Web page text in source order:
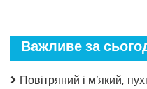
Важливе за
Повітряний і м’який,